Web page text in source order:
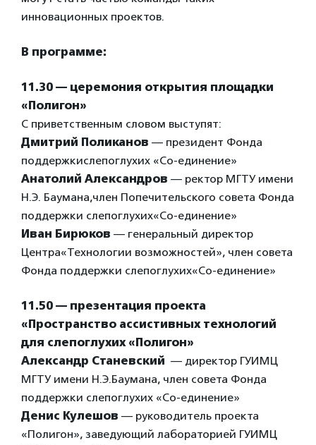
инновационных проектов.
В программе:
11.30 — церемония открытия площадки
«Полигон»
С приветственным словом выступят:
Дмитрий Поликанов — президент Фонда
поддержкислепоглухих «Со-единение»
Анатолий Александров — ректор МГТУ имени
Н.Э. Баумана,член Попечительского совета Фонда
поддержки слепоглухих«Со-единение»
Иван Бирюков — генеральный директор
Центра«Технологии возможностей», член совета
Фонда поддержки слепоглухих«Со-единение»
11.50 — презентация проекта
«Пространство ассистивных технологий
для слепоглухих «Полигон»
Александр Станевский — директор ГУИМЦ
МГТУ имени Н.Э.Баумана, член совета Фонда
поддержки слепоглухих «Со-единение»
Денис Кулешов — руководитель проекта
«Полигон», заведующий лабораторией ГУИМЦ